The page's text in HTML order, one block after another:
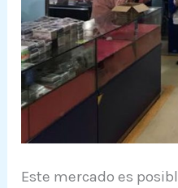
Este mercado es